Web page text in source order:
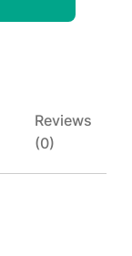
Reviews
(0)